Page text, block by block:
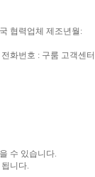
협력업체 제조년월 :
화번호 : 구룸 고객센터
수 있습니다.
니다.